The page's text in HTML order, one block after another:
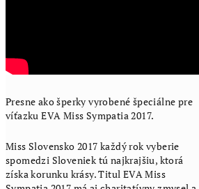
Presne ako šperky vyrobené špeciálne pre
víťazku EVA Miss Sympatia 2017.
Miss Slovensko 2017 každý rok vyberie
spomedzi Sloveniek tú najkrajšiu, ktorá
získa korunku krásy. Titul EVA Miss